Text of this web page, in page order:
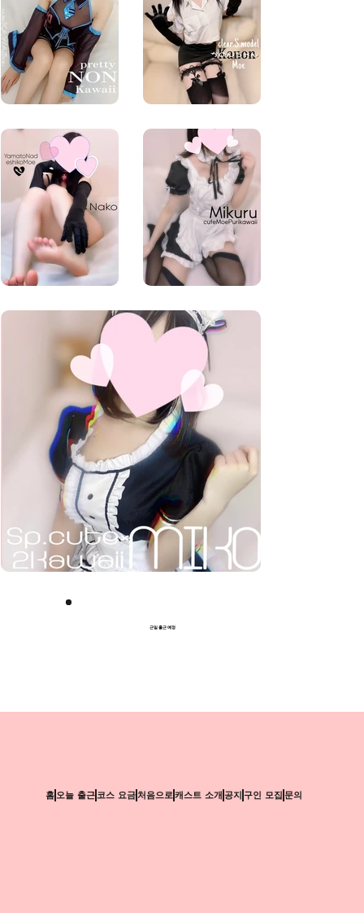
근일 출근 예정
홈 오늘 출근 코스 요금 처음으로 캐스트 소개 공지 구인 모집 문의